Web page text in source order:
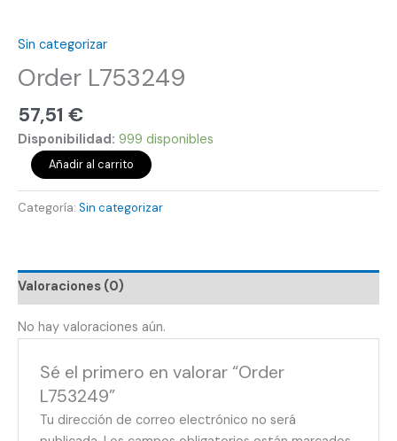
Sin categorizar
Order L753249
57,51 €
Disponibilidad: 999 disponibles
Añadir al carrito
Categoría: Sin categorizar
Valoraciones (0)
No hay valoraciones aún.
Sé el primero en valorar “Order
L753249”
Tu dirección de correo electrónico no será